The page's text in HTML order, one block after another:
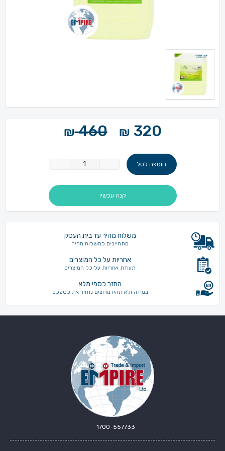
320
₪
460
₪
הוספה לסל 1
קנה עכשיו
משלוח מהיר עד בית העסק
מתחייבים למשלוח מהיר
אחריות על כל המוצרים
תעודת אחריות על כל המוצרים
החזר כספי מלא
במידה ולא תהיו מרוצים נחזיר את כספכם
1700-557733